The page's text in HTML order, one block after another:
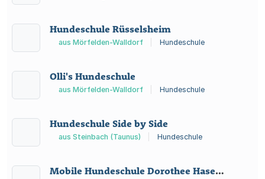
Hundeschule Rüsselsheim
aus Mörfelden-Walldorf Hundeschule
Olli's Hundeschule
aus Mörfelden-Walldorf Hundeschule
Hundeschule Side by Side
aus Steinbach (Taunus) Hundeschule
Mobile Hundeschule Dorothee Hasenauer